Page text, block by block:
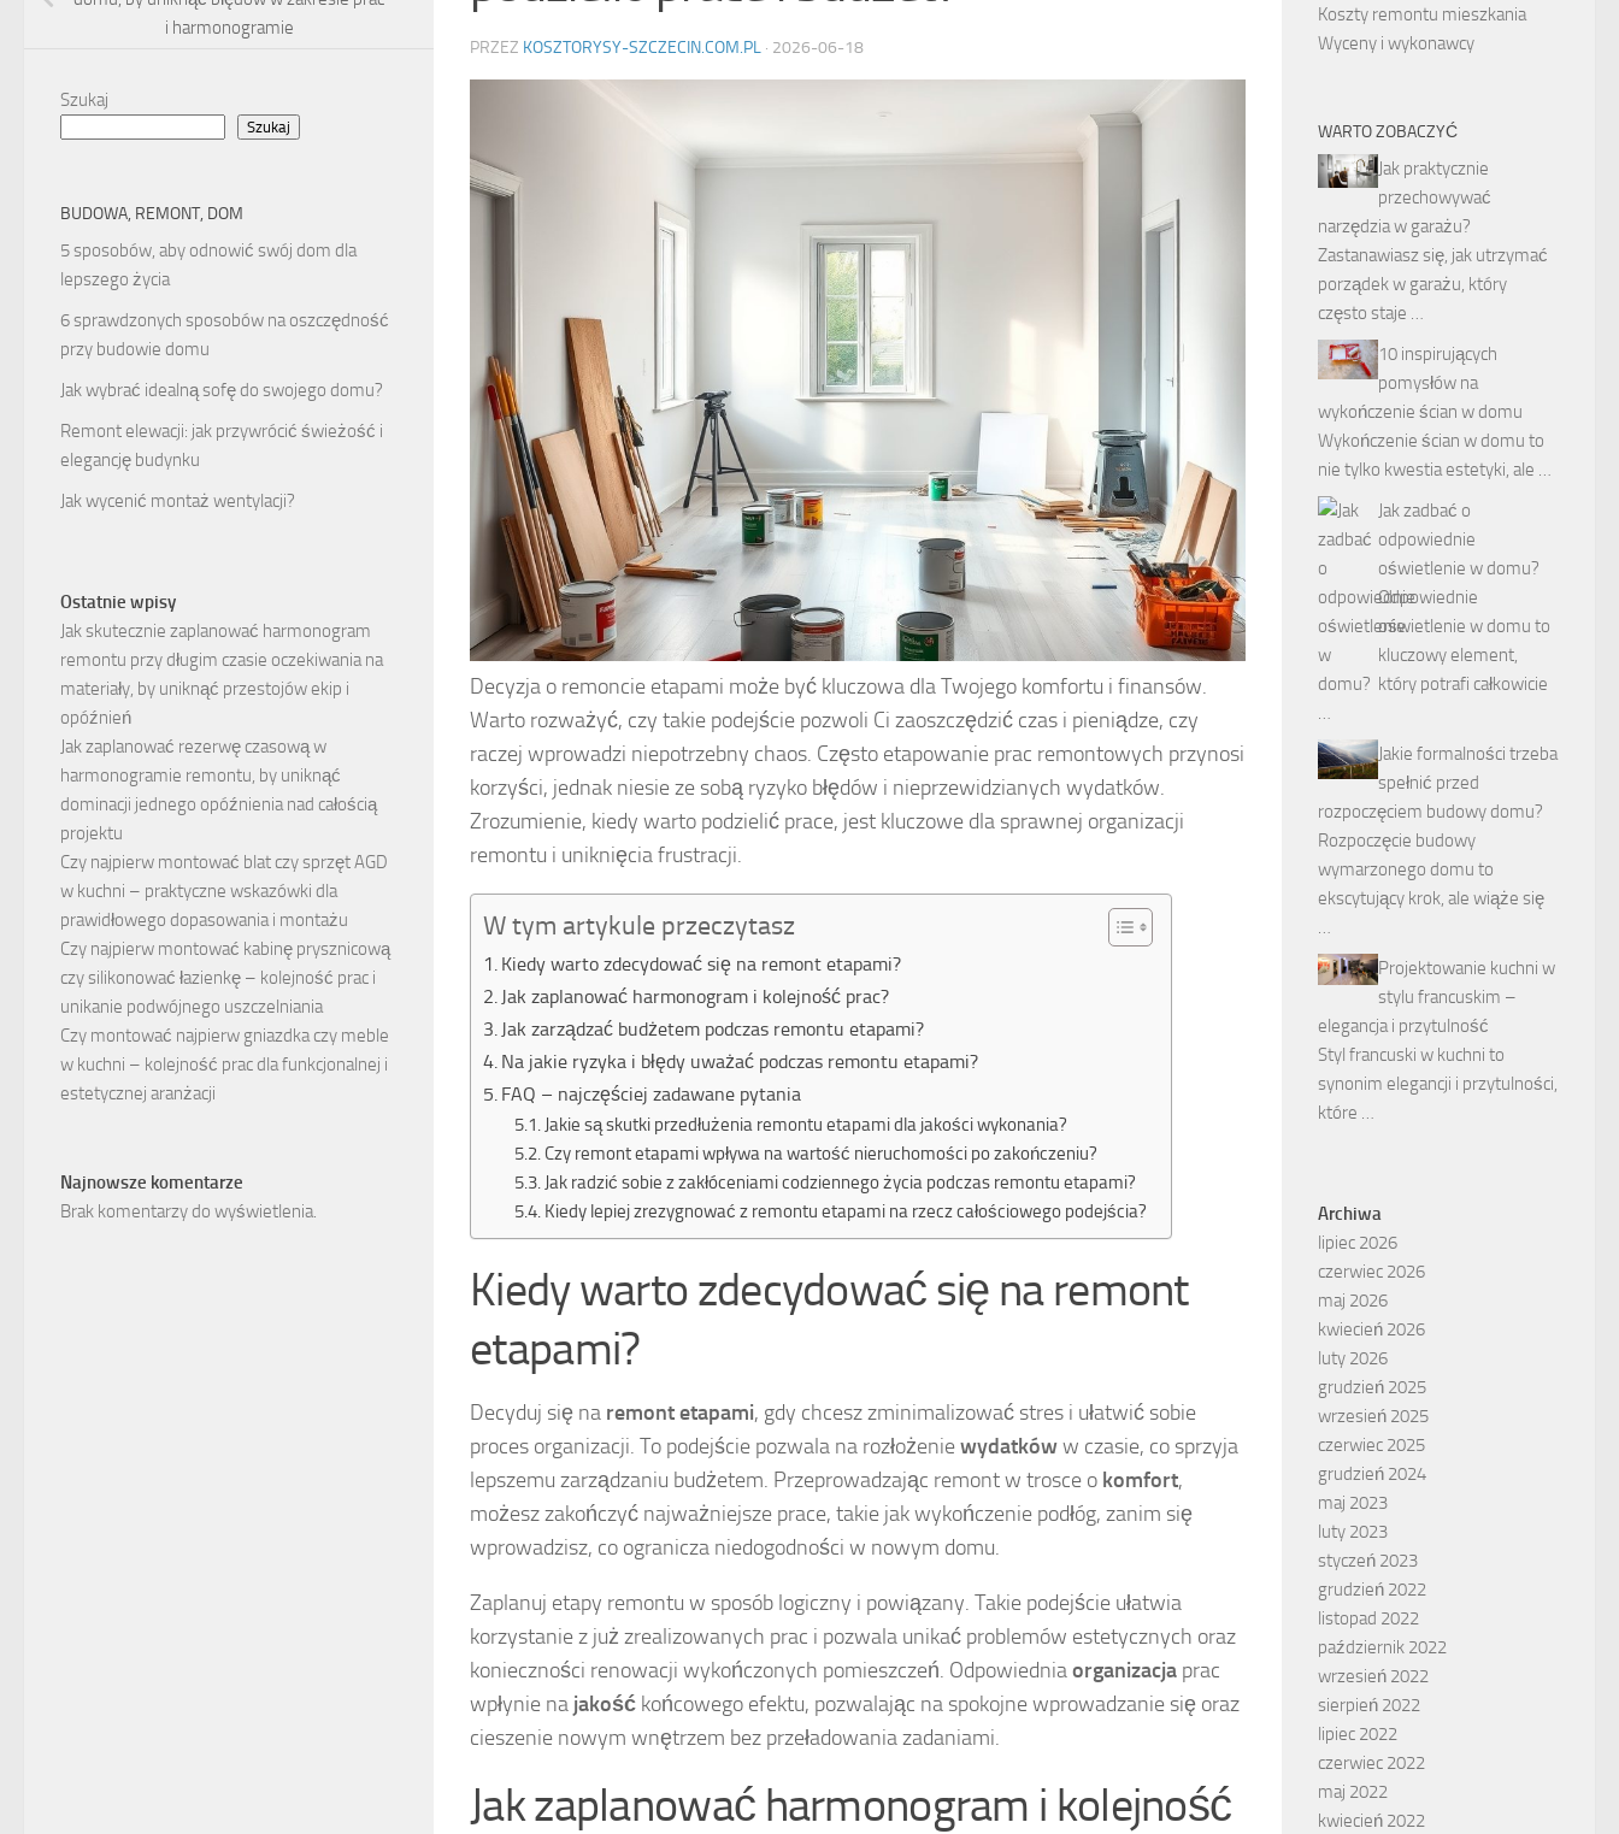
PRZEZ KOSZTORYSY-SZCZECIN.COM.PL · 2026-06-18
Decyzja o remoncie etapami może być kluczowa dla Twojego komfortu i finansów.
Warto rozważyć, czy takie podejście pozwoli Ci zaoszczędzić czas i pieniądze, czy
raczej wprowadzi niepotrzebny chaos. Często etapowanie prac remontowych przynosi
korzyści, jednak niesie ze sobą ryzyko błędów i nieprzewidzianych wydatków.
Zrozumienie, kiedy warto podzielić prace, jest kluczowe dla sprawnej organizacji
remontu i uniknięcia frustracji.
W tym artykule przeczytasz
Kiedy warto zdecydować się na remont etapami?
Jak zaplanować harmonogram i kolejność prac?
Jak zarządzać budżetem podczas remontu etapami?
Na jakie ryzyka i błędy uważać podczas remontu etapami?
FAQ – najczęściej zadawane pytania
Jakie są skutki przedłużenia remontu etapami dla jakości wykonania?
Czy remont etapami wpływa na wartość nieruchomości po zakończeniu?
Jak radzić sobie z zakłóceniami codziennego życia podczas remontu etapami?
Kiedy lepiej zrezygnować z remontu etapami na rzecz całościowego podejścia?
Kiedy warto zdecydować się na remont
etapami?
Decyduj się na remont etapami, gdy chcesz zminimalizować stres i ułatwić sobie
proces organizacji. To podejście pozwala na rozłożeniewydatkóww czasie, co sprzyja
lepszemu zarządzaniu budżetem. Przeprowadzając remont w trosce o komfort,
możesz zakończyć najważniejsze prace, takie jak wykończenie podłóg, zanim się
wprowadzisz, co ogranicza niedogodności w nowym domu.
Zaplanuj etapy remontu w sposób logiczny i powiązany. Takie podejście ułatwia
korzystanie z już zrealizowanych prac i pozwala unikać problemów estetycznych oraz
konieczności renowacji wykończonych pomieszczeń. Odpowiedniaorganizacja prac
wpłynie na jakość końcowego efektu, pozwalając na spokojne wprowadzanie się oraz
cieszenie nowym wnętrzem bez przeładowania zadaniami.
Jak zaplanować harmonogram i kolejność
i harmonogramie
Szukaj
Szukaj
BUDOWA, REMONT, DOM
5 sposobów, aby odnowić swój dom dla
lepszego życia
6 sprawdzonych sposobów na oszczędność
przy budowie domu
Jak wybrać idealną sofę do swojego domu?
Remont elewacji: jak przywrócić świeżość i
elegancję budynku
Jak wycenić montaż wentylacji?
Ostatnie wpisy
Jak skutecznie zaplanować harmonogram
remontu przy długim czasie oczekiwania na
materiały, by uniknąć przestojów ekip i
opóźnień
Jak zaplanować rezerwę czasową w
harmonogramie remontu, by uniknąć
dominacji jednego opóźnienia nad całością
projektu
Czy najpierw montować blat czy sprzęt AGD
w kuchni – praktyczne wskazówki dla
prawidłowego dopasowania i montażu
Czy najpierw montować kabinę prysznicową
czy silikonować łazienkę – kolejność prac i
unikanie podwójnego uszczelniania
Czy montować najpierw gniazdka czy meble
w kuchni – kolejność prac dla funkcjonalnej i
estetycznej aranżacji
Najnowsze komentarze
Brak komentarzy do wyświetlenia.
Koszty remontu mieszkania
Wyceny i wykonawcy
WARTO ZOBACZYĆ
Jak praktycznie
przechowywać
narzędzia w garażu?
Zastanawiasz się, jak utrzymać
porządek w garażu, który
często staje …
10 inspirujących
pomysłów na
wykończenie ścian w domu
Wykończenie ścian w domu to
nie tylko kwestia estetyki, ale …
Jak zadbać o
odpowiednie
oświetlenie w domu?
Odpowiednie
oświetlenie w domu to
kluczowy element,
który potrafi całkowicie
…
Jakie formalności trzeba
spełnić przed
rozpoczęciem budowy domu?
Rozpoczęcie budowy
wymarzonego domu to
ekscytujący krok, ale wiąże się
…
Projektowanie kuchni w
stylu francuskim –
elegancja i przytulność
Styl francuski w kuchni to
synonim elegancji i przytulności,
które …
Archiwa
lipiec 2026
czerwiec 2026
maj 2026
kwiecień 2026
luty 2026
grudzień 2025
wrzesień 2025
czerwiec 2025
grudzień 2024
maj 2023
luty 2023
styczeń 2023
grudzień 2022
listopad 2022
październik 2022
wrzesień 2022
sierpień 2022
lipiec 2022
czerwiec 2022
maj 2022
kwiecień 2022